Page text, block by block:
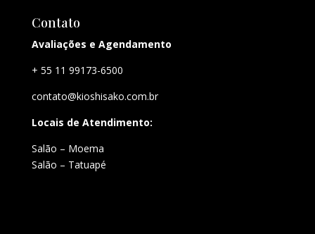
Contato
Avaliações e Agendamento
+ 55 11 99173-6500
contato@kioshisako.com.br
Locais de Atendimento:
Salão – Moema
Salão – Tatuapé